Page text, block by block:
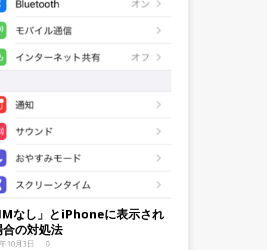
なし」とiPhoneに表示され
の対処法
10月3日 0